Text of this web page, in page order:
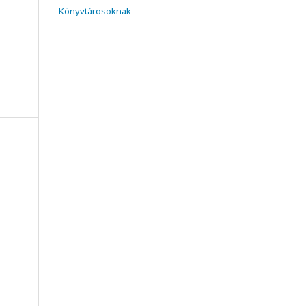
Könyvtárosoknak